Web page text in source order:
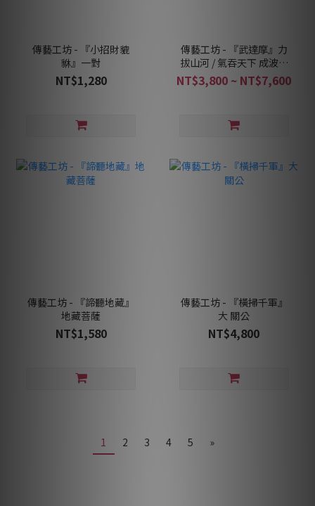
傳藝工坊 - 『小招財貔
貅』一對
NT$1,280
傳藝工坊 - 『武達摩』力
拔山河 / 氣吞天下 成波老
師作品 達摩祖師
NT$3,800 ~ NT$7,600
傳藝工坊 - 『諦聽地藏』
地藏菩薩
NT$1,580
傳藝工坊 - 『橫掃千軍』
大 關公
NT$4,800
1 2 3 4 5 »